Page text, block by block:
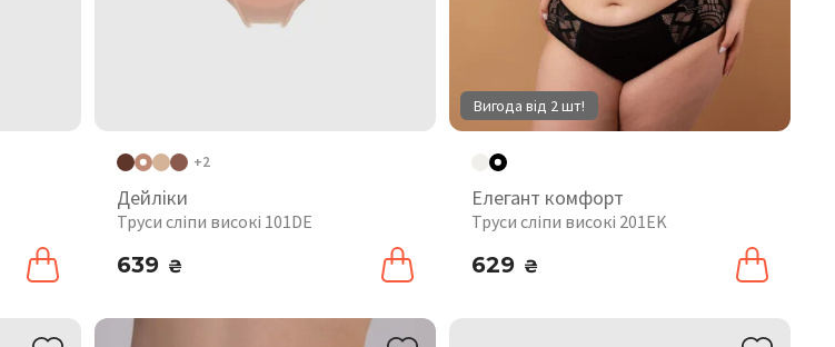
+2
Дейліки
Труси сліпи високі 101DE
639 ₴
Вигода від 2 шт!
Елегант комфорт
Труси сліпи високі 201EK
629 ₴